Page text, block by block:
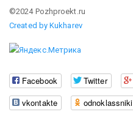
©2024 Pozhproekt.ru
Created by Kukharev
Facebook Twitter
vkontakte
odnoklassniki